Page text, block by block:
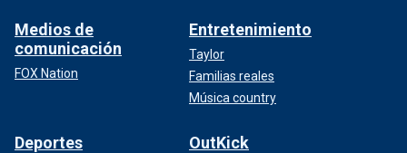
Medios de
comunicación
FOX Nation
Entretenimiento
Taylor
Familias reales
Música country
Deportes OutKick